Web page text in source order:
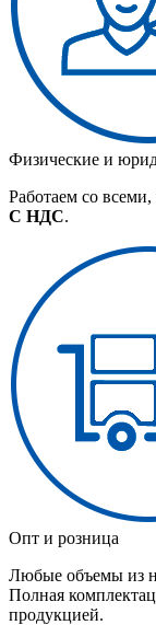
Физические и
Работаем со
С НДС.
Опт и розница
Любые объемы из
Полная
продукцией.